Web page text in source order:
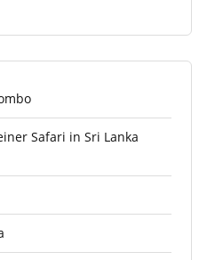
Safari in Sri Lanka